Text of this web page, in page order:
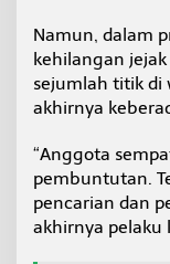
Namun, dalam
kehilangan
sejumlah titik di
akhirnya
“Anggota
pembuntutan.
pencarian dan
akhirnya pelaku